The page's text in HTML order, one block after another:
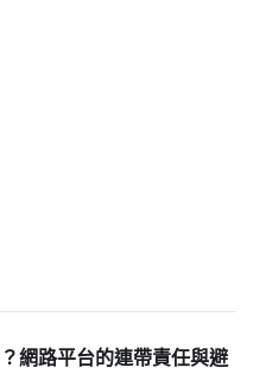
網路平台的連帶責任與避